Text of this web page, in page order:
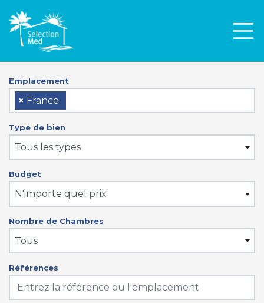
Emplacement
× France
Type de bien
Tous les types
Budget
N'importe quel prix
Nombre de Chambres
Tous
Références